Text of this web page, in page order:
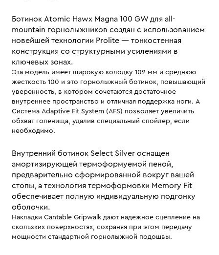
Ботинок Atomic Hawx Magna 100 GW для all-
mountain горнолыжников создан с использованием
новейшей технологии Prolite — тонкостенная
конструкция со структурными усилениями в
ключевых зонах.
Эта модель имеет широкую колодку 102 мм и среднюю
жесткость 100 и это горнолыжный ботинок, повышающий
уверенность, в котором сочетаются достаточное
внутреннее пространство и отличная поддержка ноги. А
Система Adaptive Fit System (AFS) позволяет увеличить
обхват голенища, удалив специальный спойлер, если
необходимо.
Внутренний ботинок Select Silver оснащен
амортизирующей термоформуемой пеной,
предварительно сформированной вокруг вашей
стопы, а технология термоформовки Memory Fit
обеспечивает полную индивидуальную подгонку
оболочки.
Накладки Cantable Gripwalk дают надежное сцепление на
скользких поверхностях, сохраняя при этом передачу
мощности стандартной горнолыжной подошвы.